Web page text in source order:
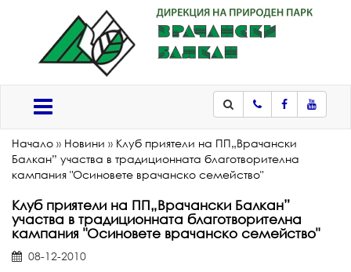
ТелефонFacebook
Начало » Новини » Клуб приятели на ПП„Врачански
Балкан” участва в традиционната благотворителна
кампания "Осиновете врачанско семейство"
Клуб приятели на ПП„Врачански Балкан”
участва в традиционната благотворителна
кампания "Осиновете врачанско семейство"
08-12-2010